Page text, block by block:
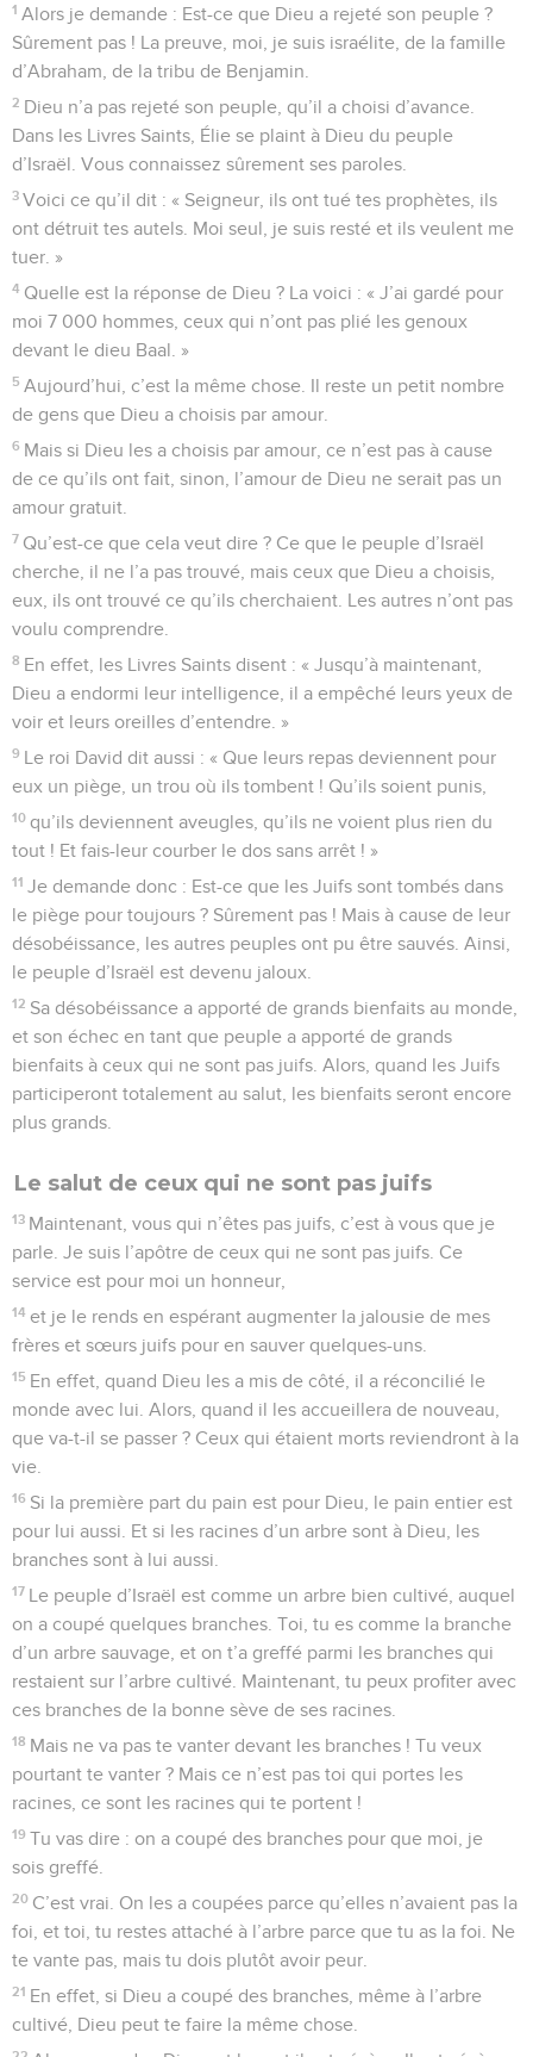
1 Alors je demande : Est-ce que Dieu a rejeté son peuple ?
Sûrement pas ! La preuve, moi, je suis israélite, de la famille
d’Abraham, de la tribu de Benjamin.
2 Dieu n’a pas rejeté son peuple, qu’il a choisi d’avance.
Dans les Livres Saints, Élie se plaint à Dieu du peuple
d’Israël. Vous connaissez sûrement ses paroles.
3 Voici ce qu’il dit : « Seigneur, ils ont tué tes prophètes, ils
ont détruit tes autels. Moi seul, je suis resté et ils veulent me
tuer. »
4 Quelle est la réponse de Dieu ? La voici : « J’ai gardé pour
moi 7 000 hommes, ceux qui n’ont pas plié les genoux
devant le dieu Baal. »
5 Aujourd’hui, c’est la même chose. Il reste un petit nombre
de gens que Dieu a choisis par amour.
6 Mais si Dieu les a choisis par amour, ce n’est pas à cause
de ce qu’ils ont fait, sinon, l’amour de Dieu ne serait pas un
amour gratuit.
7 Qu’est-ce que cela veut dire ? Ce que le peuple d’Israël
cherche, il ne l’a pas trouvé, mais ceux que Dieu a choisis,
eux, ils ont trouvé ce qu’ils cherchaient. Les autres n’ont pas
voulu comprendre.
8 En effet, les Livres Saints disent : « Jusqu’à maintenant,
Dieu a endormi leur intelligence, il a empêché leurs yeux de
voir et leurs oreilles d’entendre. »
9 Le roi David dit aussi : « Que leurs repas deviennent pour
eux un piège, un trou où ils tombent ! Qu’ils soient punis,
10 qu’ils deviennent aveugles, qu’ils ne voient plus rien du
tout ! Et fais-leur courber le dos sans arrêt ! »
11 Je demande donc : Est-ce que les Juifs sont tombés dans
le piège pour toujours ? Sûrement pas ! Mais à cause de leur
désobéissance, les autres peuples ont pu être sauvés. Ainsi,
le peuple d’Israël est devenu jaloux.
12 Sa désobéissance a apporté de grands bienfaits au monde,
et son échec en tant que peuple a apporté de grands
bienfaits à ceux qui ne sont pas juifs. Alors, quand les Juifs
participeront totalement au salut, les bienfaits seront encore
plus grands.
Le salut de ceux qui ne sont pas juifs
13 Maintenant, vous qui n’êtes pas juifs, c’est à vous que je
parle. Je suis l’apôtre de ceux qui ne sont pas juifs. Ce
service est pour moi un honneur,
14 et je le rends en espérant augmenter la jalousie de mes
frères et sœurs juifs pour en sauver quelques-uns.
15 En effet, quand Dieu les a mis de côté, il a réconcilié le
monde avec lui. Alors, quand il les accueillera de nouveau,
que va-t-il se passer ? Ceux qui étaient morts reviendront à la
vie.
16 Si la première part du pain est pour Dieu, le pain entier est
pour lui aussi. Et si les racines d’un arbre sont à Dieu, les
branches sont à lui aussi.
17 Le peuple d’Israël est comme un arbre bien cultivé, auquel
on a coupé quelques branches. Toi, tu es comme la branche
d’un arbre sauvage, et on t’a greffé parmi les branches qui
restaient sur l’arbre cultivé. Maintenant, tu peux profiter avec
ces branches de la bonne sève de ses racines.
18 Mais ne va pas te vanter devant les branches ! Tu veux
pourtant te vanter ? Mais ce n’est pas toi qui portes les
racines, ce sont les racines qui te portent !
19 Tu vas dire : on a coupé des branches pour que moi, je
sois greffé.
20 C’est vrai. On les a coupées parce qu’elles n’avaient pas la
foi, et toi, tu restes attaché à l’arbre parce que tu as la foi. Ne
te vante pas, mais tu dois plutôt avoir peur.
21 En effet, si Dieu a coupé des branches, même à l’arbre
cultivé, Dieu peut te faire la même chose.